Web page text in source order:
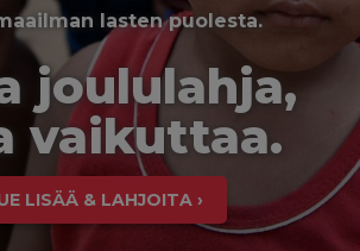
lasten puolesta.
joululahja,
vaikuttaa.
LISÄÄ & LAHJOITA ›